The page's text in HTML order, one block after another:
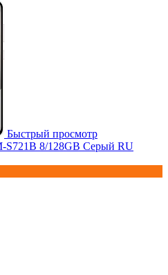
Быстрый просмотр
S721B 8/128GB Серый RU